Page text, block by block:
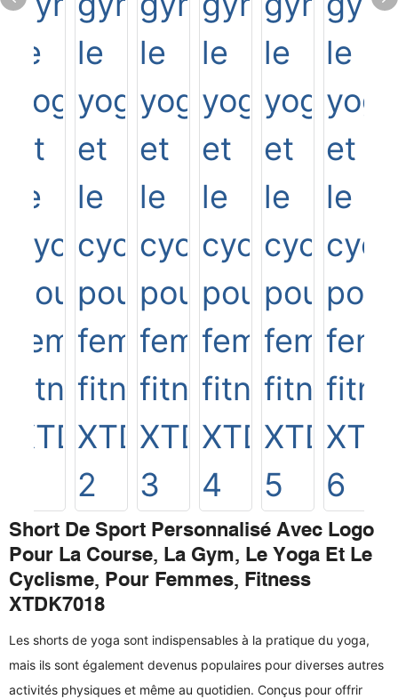
Short De Sport Personnalisé Avec Logo
Pour La Course, La Gym, Le Yoga Et Le
Cyclisme, Pour Femmes, Fitness
XTDK7018
Les shorts de yoga sont indispensables à la pratique du yoga,
mais ils sont également devenus populaires pour diverses autres
activités physiques et même au quotidien. Conçus pour offrir